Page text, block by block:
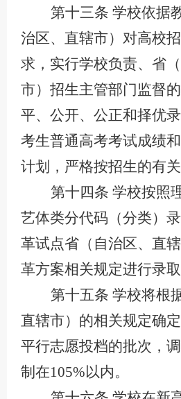
第十三条 学校依据
治区、直辖市）对高校
求，实行学校负责、省
市）招生主管部门监督
平、公开、公正和择优
考生普通高考考试成绩
计划，严格按招生的有
第十四条 学校按照
艺体类分代码（分类）
革试点省（自治区、直
革方案相关规定进行录取
第十五条 学校将根
直辖市）的相关规定确
平行志愿投档的批次，
制在105%以内。